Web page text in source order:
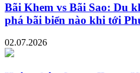
Bãi Khem vs Bãi Sao: Du
phá bãi biển nào khi tới
02.07.2026